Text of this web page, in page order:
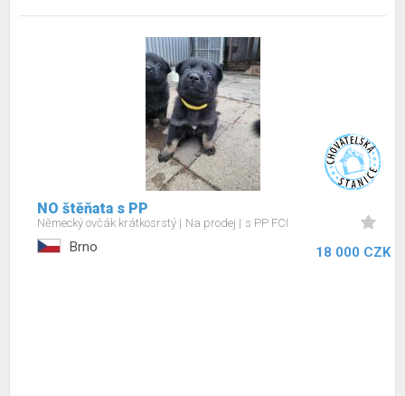
NO štěňata s PP
Německý ovčák krátkosrstý Na prodej s PP FCI
Brno 18 000 CZK